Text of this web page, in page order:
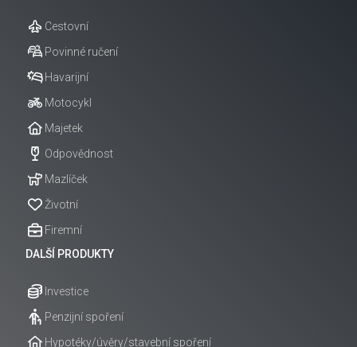
Cestovní
Povinné ručení
Havarijní
Motocykl
Majetek
Odpovědnost
Mazlíček
Životní
Firemní
DALŠÍ PRODUKTY
Investice
Penzijní spoření
Hypotéky/úvěry/stavební spoření